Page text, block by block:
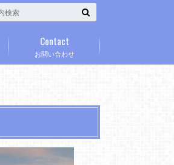
お問い合わせ
Contact